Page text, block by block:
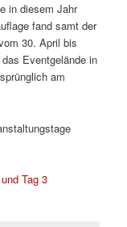
in diesem Jahr
fand samt der
30. April bis
Eventgelände in
am
Tag 3